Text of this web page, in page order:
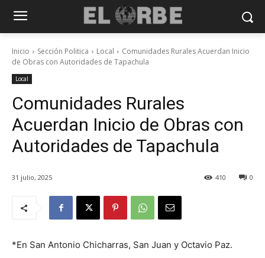
Inicio Sección Politica Local
Comunidades Rurales Acuerdan Inicio
de Obras con Autoridades de Tapachula
Local
Comunidades Rurales
Acuerdan Inicio de Obras con
Autoridades de Tapachula
31 julio, 2025 0
410
*En San Antonio Chicharras, San Juan y Octavio Paz.